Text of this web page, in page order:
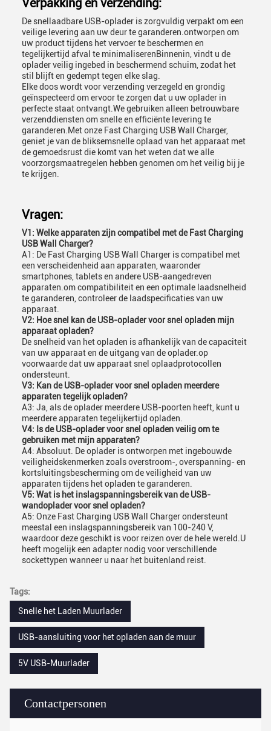
Contactpersonen
Verpakking en verzending:
De snellaadbare USB-oplader is zorgvuldig verpakt om een
veilige levering aan uw deur te garanderen.ontworpen om
uw product tijdens het vervoer te beschermen en
tegelijkertijd afval te minimaliserenBinnenin, vindt u de
oplader veilig ingebed in beschermend schuim, zodat het
stil blijft en gedempt tegen elke slag.
Elke doos wordt voor verzending verzegeld en grondig
geïnspecteerd om ervoor te zorgen dat u uw oplader in
perfecte staat ontvangt.We gebruiken alleen betrouwbare
verzenddiensten om snelle en efficiënte levering te
garanderen.Met onze Fast Charging USB Wall Charger,
geniet je van de bliksemsnelle oplaad van het apparaat met
de gemoedsrust die komt van het weten dat we alle
voorzorgsmaatregelen hebben genomen om het veilig bij je
te krijgen.
Vragen:
V1: Welke apparaten zijn compatibel met de Fast Charging
USB Wall Charger?
A1: De Fast Charging USB Wall Charger is compatibel met
een verscheidenheid aan apparaten, waaronder
smartphones, tablets en andere USB-aangedreven
apparaten.om compatibiliteit en een optimale laadsnelheid
te garanderen, controleer de laadspecificaties van uw
apparaat.
V2: Hoe snel kan de USB-oplader voor snel opladen mijn
apparaat opladen?
De snelheid van het opladen is afhankelijk van de capaciteit
van uw apparaat en de uitgang van de oplader.op
voorwaarde dat uw apparaat snel oplaadprotocollen
ondersteunt.
V3: Kan de USB-oplader voor snel opladen meerdere
apparaten tegelijk opladen?
A3: Ja, als de oplader meerdere USB-poorten heeft, kunt u
meerdere apparaten tegelijkertijd opladen.
V4: Is de USB-oplader voor snel opladen veilig om te
gebruiken met mijn apparaten?
A4: Absoluut. De oplader is ontworpen met ingebouwde
veiligheidskenmerken zoals overstroom-, overspanning- en
kortsluitingsbescherming om de veiligheid van uw
apparaten tijdens het opladen te garanderen.
V5: Wat is het inslagspanningsbereik van de USB-
wandoplader voor snel opladen?
A5: Onze Fast Charging USB Wall Charger ondersteunt
meestal een inslagspanningsbereik van 100-240 V,
waardoor deze geschikt is voor reizen over de hele wereld.U
heeft mogelijk een adapter nodig voor verschillende
sockettypen wanneer u naar het buitenland reist.
Tags:
Snelle het Laden Muurlader
USB-aansluiting voor het opladen aan de muur
5V USB-Muurlader